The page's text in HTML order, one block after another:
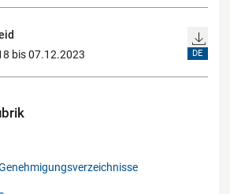
bis 07.12.2023
DE